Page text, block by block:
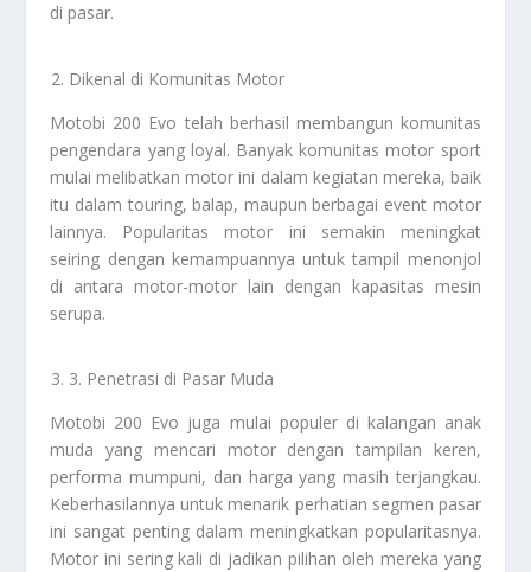
di pasar.
Dikenal di Komunitas Motor
Motobi 200 Evo telah berhasil membangun komunitas
pengendara yang loyal. Banyak komunitas motor sport
mulai melibatkan motor ini dalam kegiatan mereka, baik
itu dalam touring, balap, maupun berbagai event motor
lainnya. Popularitas motor ini semakin meningkat
seiring dengan kemampuannya untuk tampil menonjol
di antara motor-motor lain dengan kapasitas mesin
serupa.
3. Penetrasi di Pasar Muda
Motobi 200 Evo juga mulai populer di kalangan anak
muda yang mencari motor dengan tampilan keren,
performa mumpuni, dan harga yang masih terjangkau.
Keberhasilannya untuk menarik perhatian segmen pasar
ini sangat penting dalam meningkatkan popularitasnya.
Motor ini sering kali di jadikan pilihan oleh mereka yang